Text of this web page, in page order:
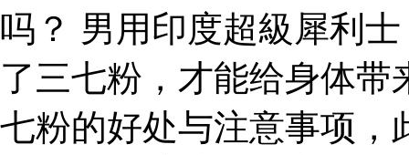
吗？ 男用印度超級犀利士
了三七粉，才能给身体
七粉的好处与注意事项，